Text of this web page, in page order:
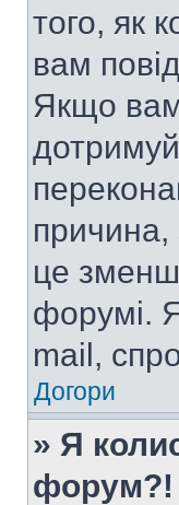
того, як
вам
Якщо
причина,
це
форумі.
mail,
Догори
» Я
форум?!